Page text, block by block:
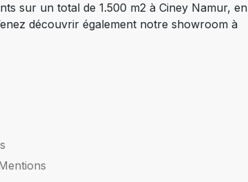
sur un total de 1.500 m2 à Ciney Namur, en
découvrir également notre showroom à